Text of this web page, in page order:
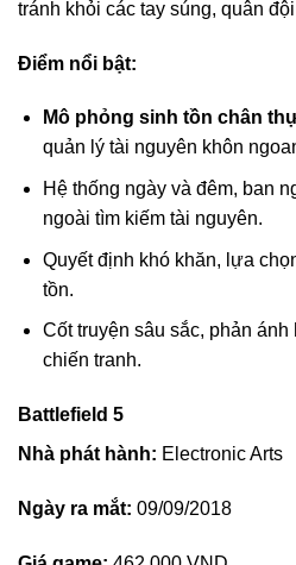
tránh khỏi các tay súng, quân
Điểm nổi bật:
Mô phỏng sinh tồn chân
quản lý tài nguyên khôn
Hệ thống ngày và đêm, ban
ngoài tìm kiếm tài nguyên.
Quyết định khó khăn, lựa
tồn.
Cốt truyện sâu sắc, phản
chiến tranh.
Battlefield 5
Nhà phát hành: Electronic Arts
Ngày ra mắt: 09/09/2018